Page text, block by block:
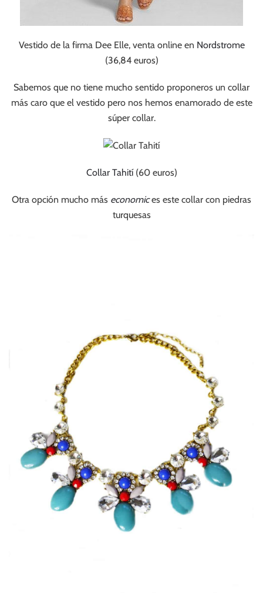
Vestido de la firma Dee Elle, venta online en Nordstrome
(36,84 euros)
Sabemos que no tiene mucho sentido proponeros un collar
más caro que el vestido pero nos hemos enamorado de este
súper collar.
Collar Tahití (60 euros)
Otra opción mucho más economices este collar con piedras
turquesas